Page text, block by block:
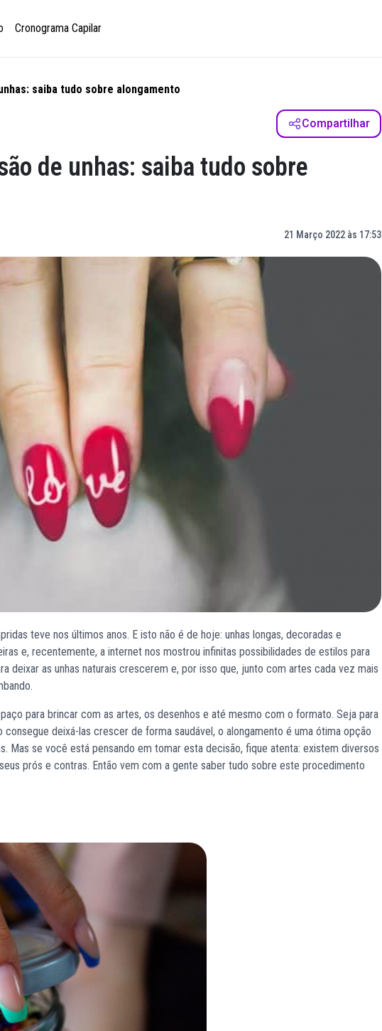
Cronograma Capilar
saiba tudo sobre alongamento
Compartilhar
de unhas: saiba tudo sobre
21 Março 2022 às 17:53
teve nos últimos anos. E isto não é de hoje: unhas longas, decoradas e
e, recentemente, a internet nos mostrou infinitas possibilidades de estilos para
deixar as unhas naturais crescerem e, por isso que, junto com artes cada vez mais
para brincar com as artes, os desenhos e até mesmo com o formato. Seja para
deixá-las crescer de forma saudável, o alongamento é uma ótima opção
Mas se você está pensando em tomar esta decisão, fique atenta: existem diversos
prós e contras. Então vem com a gente saber tudo sobre este procedimento